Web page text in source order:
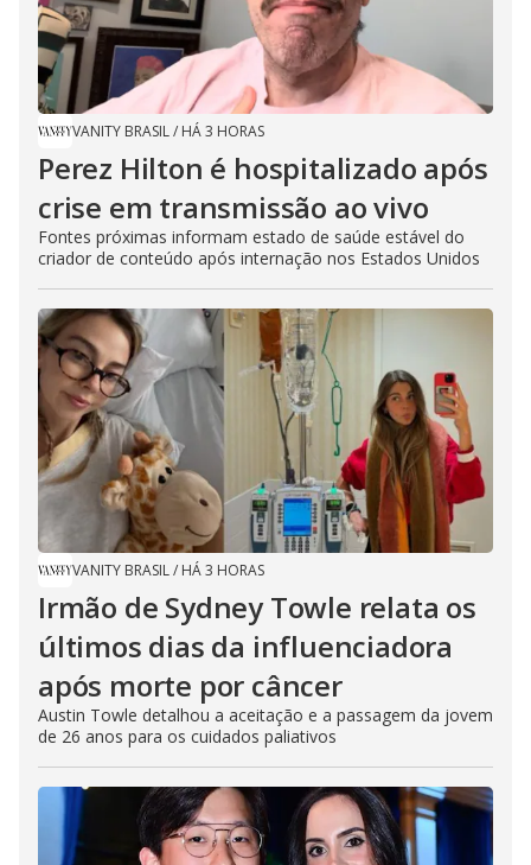
VANITY BRASIL/ HÁ 3 HORAS
Perez Hilton é hospitalizado após
crise em transmissão ao vivo
Fontes próximas informam estado de saúde estável do
criador de conteúdo após internação nos Estados Unidos
VANITY BRASIL/ HÁ 3 HORAS
Irmão de Sydney Towle relata os
últimos dias da influenciadora
após morte por câncer
Austin Towle detalhou a aceitação e a passagem da jovem
de 26 anos para os cuidados paliativos